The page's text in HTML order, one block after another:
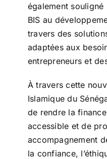
également
BIS au
travers des
adaptées aux
entrepreneurs et
À travers cette
Islamique du
de rendre la
accessible et de
accompagnement
la confiance,